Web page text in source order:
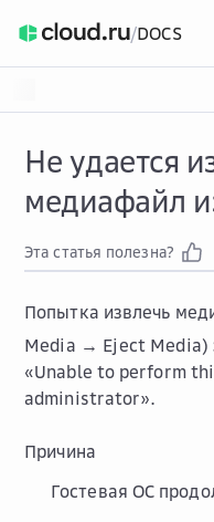
/DOCS
Не удается
медиафайл
Эта статья полезна?
Попытка извлечь
Media → Eject Media)
«Unable to perform
administrator».
Причина
Гостевая ОС